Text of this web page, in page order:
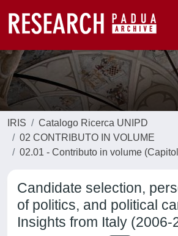
IRIS
Catalogo Ricerca UNIPD
02 CONTRIBUTO IN VOLUME
02.01 - Contributo in volume
Candidate selection,
of politics, and political
Insights from Italy (2006-